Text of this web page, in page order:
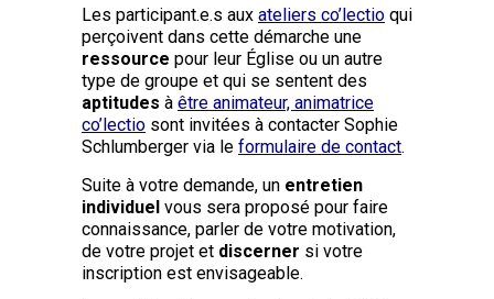
Les participant.e.s aux ateliers co’lectio qui
perçoivent dans cette démarche une
ressource pour leur Église ou un autre
type de groupe et qui se sentent des
aptitudes à être animateur, animatrice
co’lectio sont invitées à contacter Sophie
Schlumberger via le formulaire de contact.
Suite à votre demande, un entretien
individuel vous sera proposé pour faire
connaissance, parler de votre motivation,
de votre projet et discerner si votre
inscription est envisageable.